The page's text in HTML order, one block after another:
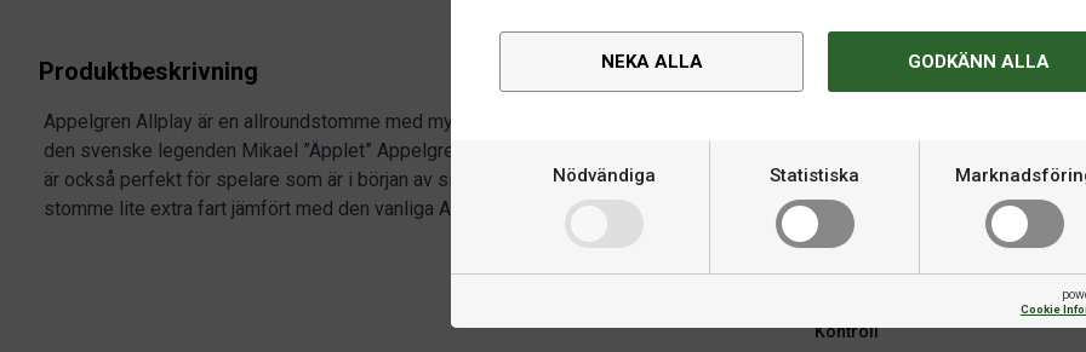
NEKA ALLA GODKÄNN ALLA
Nödvändiga Statistiska
Cookie
Produktbeskrivning
Appelgren Allplay är en allroundstomme med mycket bra kontroll som tagits fram ihop med
den svenske legenden Mikael ”Äpplet” Appelgren. Passar spelaren som gillar kontroll, men
är också perfekt för spelare som är i början av sin karriär. Senso-tekniken ger denna
stomme lite extra fart jämfört med den vanliga Appelgren Allplay.
Om produkten
Material
Kontroll